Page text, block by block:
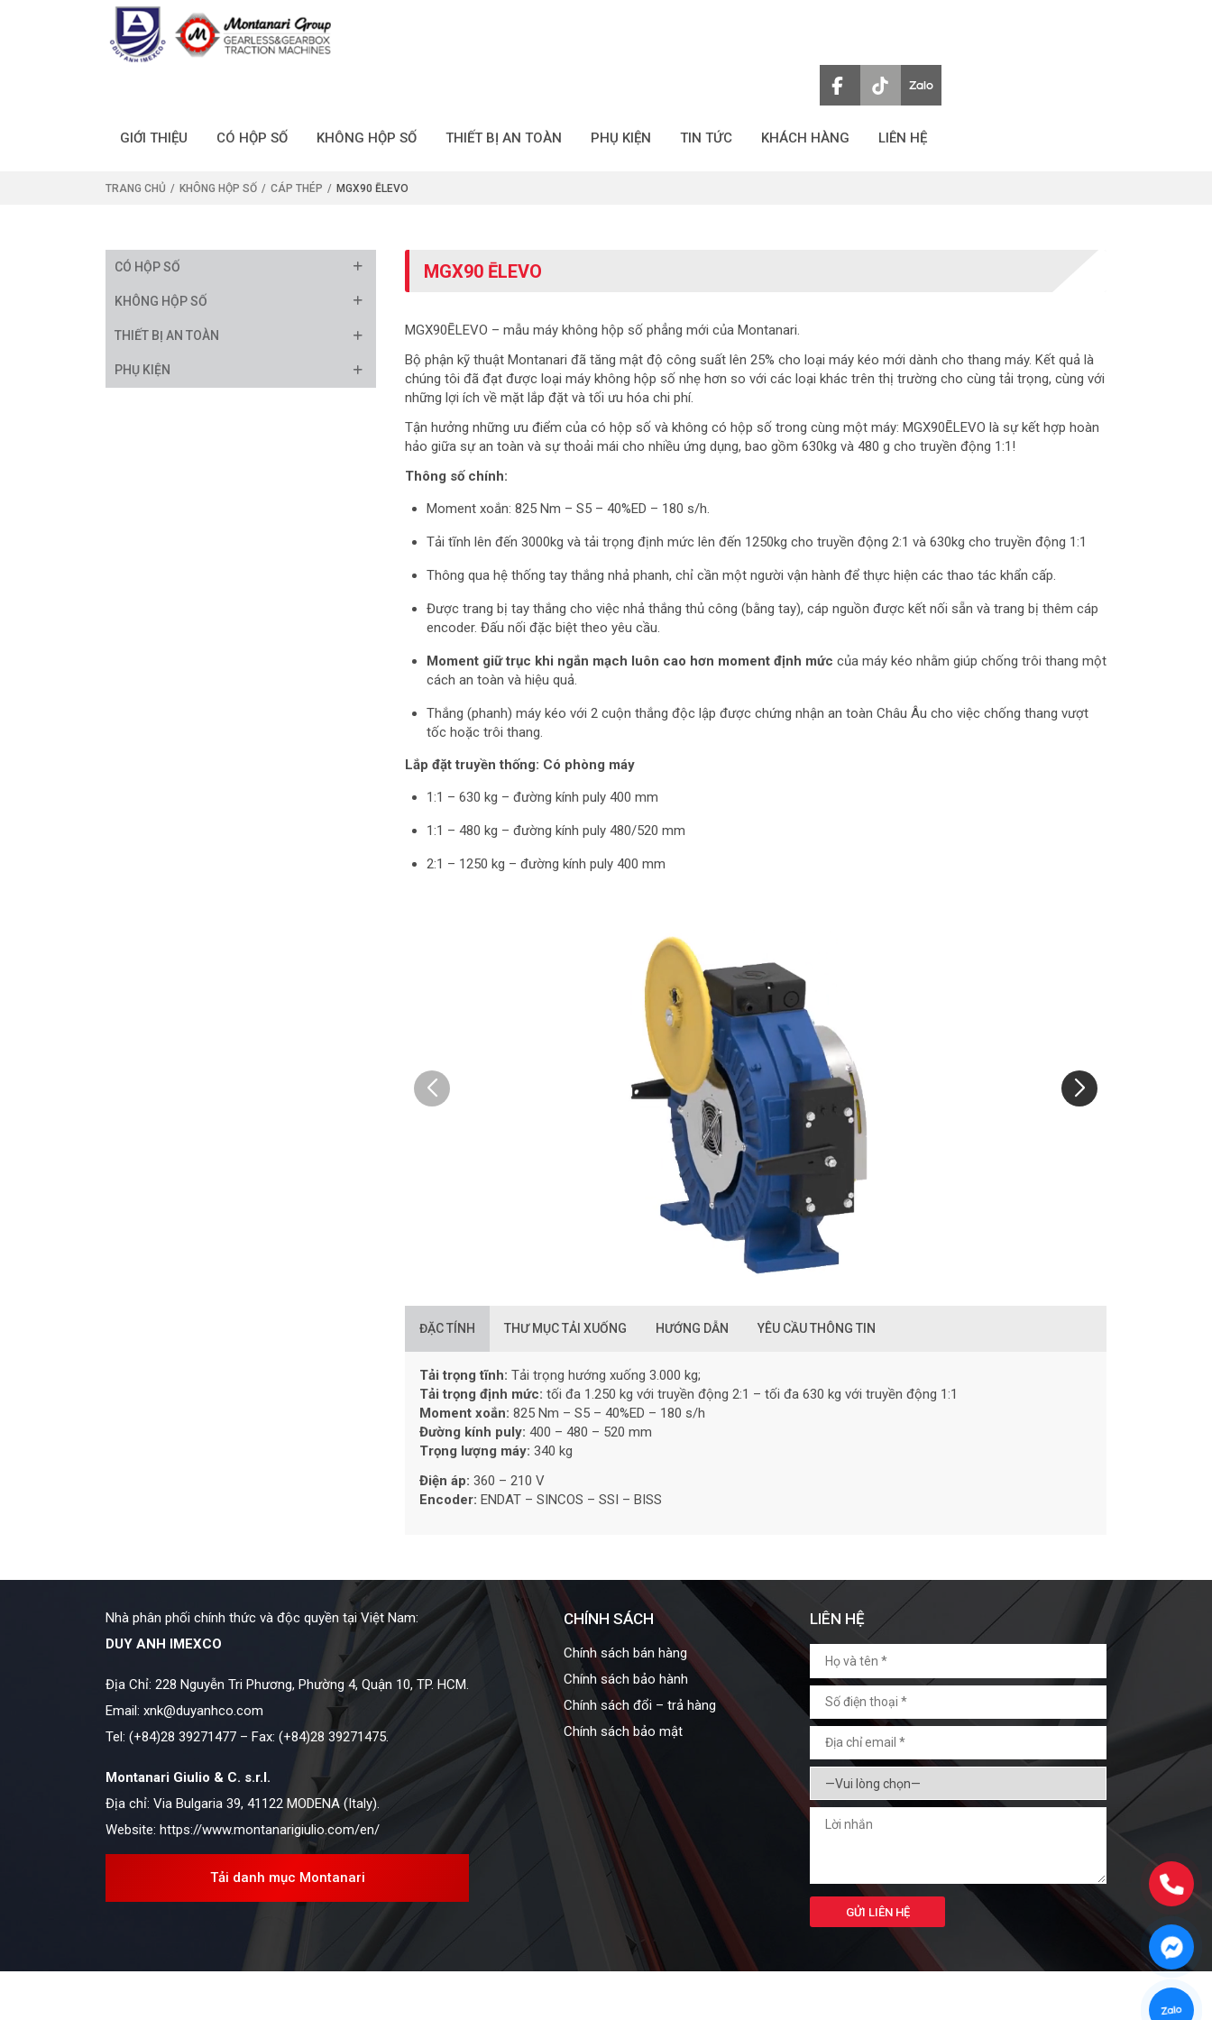
GIỚI THIỆU CÓ HỘP SỐ KHÔNG HỘP SỐ THIẾT BỊ AN TOÀN PHỤ KIỆN TIN TỨC KHÁCH HÀNG LIÊN HỆ
TRANG CHỦ KHÔNG HỘP SỐ CÁP THÉP MGX90 ĒLEVO
CÓ HỘP SỐ
KHÔNG HỘP SỐ
THIẾT BỊ AN TOÀN
PHỤ KIỆN
MGX90 ĒLEVO
MGX90ĒLEVO – mẫu máy không hộp số phẳng mới của Montanari.
Bộ phận kỹ thuật Montanari đã tăng mật độ công suất lên 25% cho loại máy kéo mới dành cho thang máy. Kết quả là
chúng tôi đã đạt được loại máy không hộp số nhẹ hơn so với các loại khác trên thị trường cho cùng tải trọng, cùng với
những lợi ích về mặt lắp đặt và tối ưu hóa chi phí.
Tận hưởng những ưu điểm của có hộp số và không có hộp số trong cùng một máy: MGX90ĒLEVO là sự kết hợp hoàn
hảo giữa sự an toàn và sự thoải mái cho nhiều ứng dụng, bao gồm 630kg và 480 g cho truyền động 1:1!
Thông số chính:
Moment xoắn: 825 Nm – S5 – 40%ED – 180 s/h.
Tải tĩnh lên đến 3000kg và tải trọng định mức lên đến 1250kg cho truyền động 2:1 và 630kg cho truyền động 1:1
Thông qua hệ thống tay thắng nhả phanh, chỉ cần một người vận hành để thực hiện các thao tác khẩn cấp.
Được trang bị tay thắng cho việc nhả thắng thủ công (bằng tay), cáp nguồn được kết nối sẵn và trang bị thêm cáp
encoder. Đấu nối đặc biệt theo yêu cầu.
Moment giữ trục khi ngắn mạch luôn cao hơn moment định mức của máy kéo nhằm giúp chống trôi thang một
cách an toàn và hiệu quả.
Thắng (phanh) máy kéo với 2 cuộn thắng độc lập được chứng nhận an toàn Châu Âu cho việc chống thang vượt
tốc hoặc trôi thang.
Lắp đặt truyền thống: Có phòng máy
1:1 – 630 kg – đường kính puly 400 mm
1:1 – 480 kg – đường kính puly 480/520 mm
2:1 – 1250 kg – đường kính puly 400 mm
ĐẶC TÍNH THƯ MỤC TẢI XUỐNG HƯỚNG DẪN YÊU CẦU THÔNG TIN
Tải trọng tĩnh: Tải trọng hướng xuống 3.000 kg;
Tải trọng định mức: tối đa 1.250 kg với truyền động 2:1 – tối đa 630 kg với truyền động 1:1
Moment xoắn: 825 Nm – S5 – 40%ED – 180 s/h
Đường kính puly: 400 – 480 – 520 mm
Trọng lượng máy: 340 kg
Điện áp: 360 – 210 V
Encoder: ENDAT – SINCOS – SSI – BISS
Nhà phân phối chính thức và độc quyền tại Việt Nam:
DUY ANH IMEXCO
Địa Chỉ: 228 Nguyễn Tri Phương, Phường 4, Quận 10, TP. HCM.
Email: xnk@duyanhco.com
Tel: (+84)28 39271477 – Fax: (+84)28 39271475.
Montanari Giulio & C. s.r.l.
Địa chỉ: Via Bulgaria 39, 41122 MODENA (Italy).
Website: https://www.montanarigiulio.com/en/
Tải danh mục Montanari
CHÍNH SÁCH
Chính sách bán hàng
Chính sách bảo hành
Chính sách đổi – trả hàng
Chính sách bảo mật
LIÊN HỆ